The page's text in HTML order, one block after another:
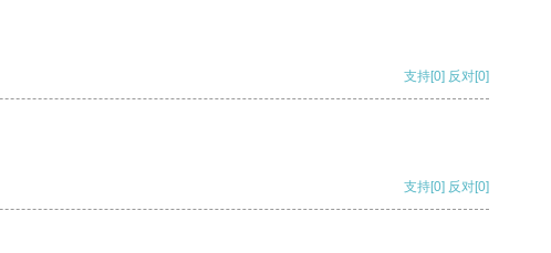
支持[0] 反对[0]
支持[0] 反对[0]